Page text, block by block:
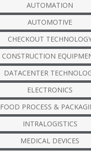
AUTOMATION
AUTOMOTIVE
CHECKOUT
CONSTRUCTION
DATACENTER
ELECTRONICS
FOOD PROCESS &
INTRALOGISTICS
MEDICAL DEVICES